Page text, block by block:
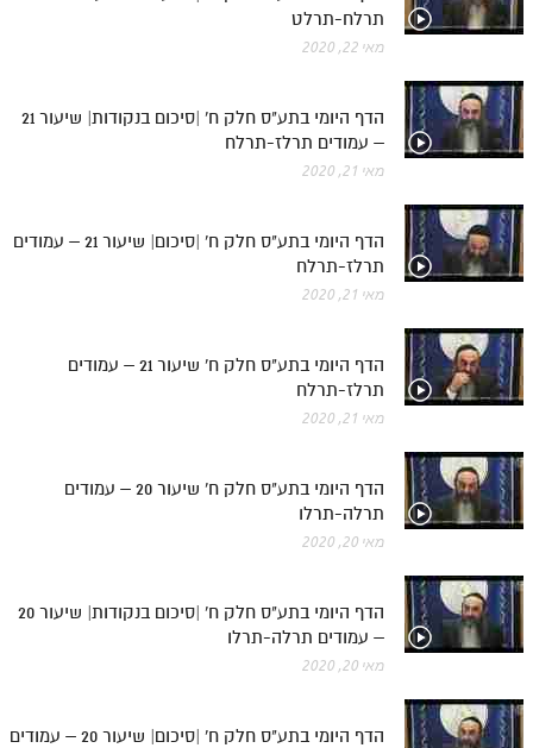
תרלח-תרלט
מאי 22, 2020
הדף היומי בתע"ס חלק ח' |סיכום בנקודות| שיעור 21
– עמודים תרלז-תרלח
מאי 21, 2020
הדף היומי בתע"ס חלק ח' |סיכום| שיעור 21 – עמודים
תרלז-תרלח
מאי 21, 2020
הדף היומי בתע"ס חלק ח' שיעור 21 – עמודים
תרלז-תרלח
מאי 21, 2020
הדף היומי בתע"ס חלק ח' שיעור 20 – עמודים
תרלה-תרלו
מאי 20, 2020
הדף היומי בתע"ס חלק ח' |סיכום בנקודות| שיעור 20
– עמודים תרלה-תרלו
מאי 20, 2020
הדף היומי בתע"ס חלק ח' |סיכום| שיעור 20 – עמודים